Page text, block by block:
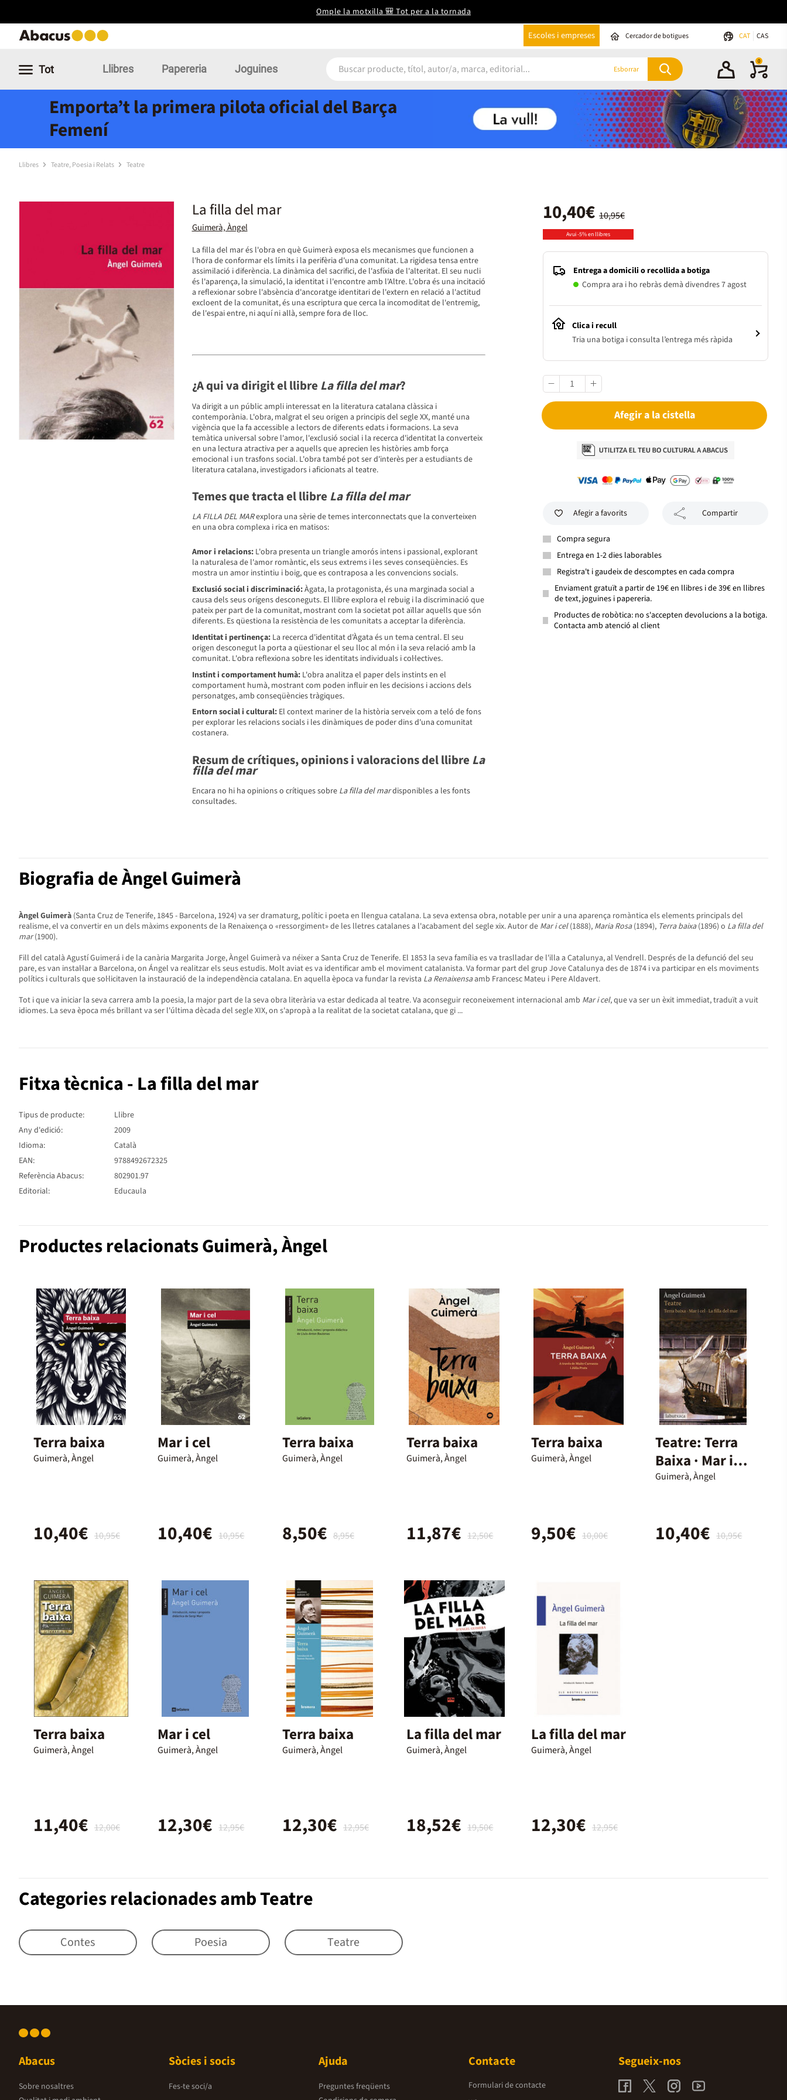
Omple la motxilla 🎒 Tot per a la tornada
Escoles i empreses Cercador de botigues CAT CAS
Tot Llibres Papereria Joguines Esborrar
0
Emporta’t la primera pilota oficial del Barça
Femení
Llibres Teatre, Poesia i Relats Teatre
La filla del mar
Guimerà, Àngel
La filla del mar és l'obra en què Guimerà exposa els mecanismes que funcionen a
l'hora de conformar els límits i la perifèria d'una comunitat. La rigidesa tensa entre
assimilació i diferència. La dinàmica del sacrifici, de l'asfíxia de l'alteritat. El seu nucli
és l'aparença, la simulació, la identitat i l'encontre amb l'Altre. L'obra és una incitació
a reflexionar sobre l'absència d'ancoratge identitari de l'extern en relació a l'actitud
excloent de la comunitat, és una escriptura que cerca la incomoditat de l'entremig,
de l'espai entre, ni aquí ni allà, sempre fora de lloc.
¿A qui va dirigit el llibre La filla del mar?
Va dirigit a un públic ampli interessat en la literatura catalana clàssica i
contemporània. L'obra, malgrat el seu origen a principis del segle XX, manté una
vigència que la fa accessible a lectors de diferents edats i formacions. La seva
temàtica universal sobre l'amor, l'exclusió social i la recerca d'identitat la converteix
en una lectura atractiva per a aquells que aprecien les històries amb força
emocional i un trasfons social. L'obra també pot ser d'interès per a estudiants de
literatura catalana, investigadors i aficionats al teatre.
Temes que tracta el llibre La filla del mar
LA FILLA DEL MARexplora una sèrie de temes interconnectats que la converteixen
en una obra complexa i rica en matisos:
Amor i relacions:L'obra presenta un triangle amorós intens i passional, explorant
la naturalesa de l'amor romàntic, els seus extrems i les seves conseqüències. Es
mostra un amor instintiu i boig, que es contraposa a les convencions socials.
Exclusió social i discriminació:Àgata, la protagonista, és una marginada social a
causa dels seus orígens desconeguts. El llibre explora el rebuig i la discriminació que
pateix per part de la comunitat, mostrant com la societat pot aïllar aquells que són
diferents. Es qüestiona la resistència de les comunitats a acceptar la diferència.
Identitat i pertinença:La recerca d'identitat d'Àgata és un tema central. El seu
origen desconegut la porta a qüestionar el seu lloc al món i la seva relació amb la
comunitat. L'obra reflexiona sobre les identitats individuals i col·lectives.
Instint i comportament humà:L'obra analitza el paper dels instints en el
comportament humà, mostrant com poden influir en les decisions i accions dels
personatges, amb conseqüències tràgiques.
Entorn social i cultural:El context mariner de la història serveix com a teló de fons
per explorar les relacions socials i les dinàmiques de poder dins d'una comunitat
costanera.
Resum de crítiques, opinions i valoracions del llibre La
filla del mar
Encara no hi ha opinions o crítiques sobre La filla del mardisponibles a les fonts
consultades.
10,95€
10,40€
Avui -5% en llibres
Entrega a domicili o recollida a botiga
Compra ara i ho rebràs demà divendres 7 agost
Clica i recull
Tria una botiga i consulta l’entrega més ràpida
Afegir a la cistella
Afegir a favorits Compartir
Compra segura
Entrega en 1-2 dies laborables
Registra't i gaudeix de descomptes en cada compra
Enviament gratuït a partir de 19€ en llibres i de 39€ en llibres
de text, joguines i papereria.
Productes de robòtica: no s'accepten devolucions a la botiga.
Contacta amb atenció al client
Biografia de Àngel Guimerà
Àngel Guimerà (Santa Cruz de Tenerife, 1845 - Barcelona, 1924) va ser dramaturg, polític i poeta en llengua catalana. La seva extensa obra, notable per unir a una aparença romàntica els elements principals del
realisme, el va convertir en un dels màxims exponents de la Renaixença o «ressorgiment» de les lletres catalanes a l'acabament del segle xix. Autor de Mar i cel(1888), Maria Rosa(1894), Terra baixa(1896) o La filla del
mar(1900).
Fill del català Agustí Guimerá i de la canària Margarita Jorge, Àngel Guimerà va néixer a Santa Cruz de Tenerife. El 1853 la seva família es va traslladar de l'illa a Catalunya, al Vendrell. Després de la defunció del seu
pare, es van instal·lar a Barcelona, on Ángel va realitzar els seus estudis. Molt aviat es va identificar amb el moviment catalanista. Va formar part del grup Jove Catalunya des de 1874 i va participar en els moviments
polítics i culturals que sol·licitaven la instauració de la independència catalana. En aquella època va fundar la revista La Renaixensaamb Francesc Mateu i Pere Aldavert.
Tot i que va iniciar la seva carrera amb la poesia, la major part de la seva obra literària va estar dedicada al teatre. Va aconseguir reconeixement internacional amb Mar i cel, que va ser un èxit immediat, traduït a vuit
idiomes. La seva època més brillant va ser l'última dècada del segle XIX, on s'apropà a la realitat de la societat catalana, que gi ...
Fitxa tècnica - La filla del mar
Tipus de producte:
Llibre
Any d'edició:
2009
Idioma:
Català
EAN:
9788492672325
Referència Abacus:
802901.97
Editorial:
Educaula
Productes relacionats Guimerà, Àngel
Terra baixa
Guimerà, Àngel
10,95€
10,40€
Mar i cel
Guimerà, Àngel
10,95€
10,40€
Terra baixa
Guimerà, Àngel
8,95€
8,50€
Terra baixa
Guimerà, Àngel
12,50€
11,87€
Terra baixa
Guimerà, Àngel
10,00€
9,50€
Teatre: Terra
Baixa · Mar i
Cel · La filla
Guimerà, Àngel
10,95€
10,40€
Terra baixa
Guimerà, Àngel
12,00€
11,40€
Mar i cel
Guimerà, Àngel
12,95€
12,30€
Terra baixa
Guimerà, Àngel
12,95€
12,30€
La filla del mar
Guimerà, Àngel
19,50€
18,52€
La filla del mar
Guimerà, Àngel
12,95€
12,30€
Categories relacionades amb Teatre
Contes Poesia Teatre
Abacus
Sobre nosaltres
Sòcies i socis
Fes-te soci/a
Ajuda
Preguntes freqüents
Contacte
Formulari de contacte
Segueix-nos